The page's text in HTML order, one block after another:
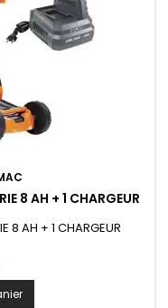
8 AH + 1 CHARGEUR
8 AH + 1 CHARGEUR